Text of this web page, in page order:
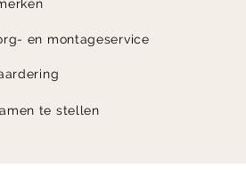
en montageservice
te stellen